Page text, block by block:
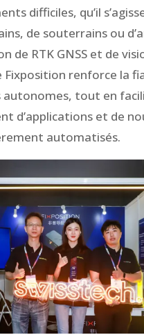
difficiles, qu’il
de souterrains ou
de RTK GNSS et de
Fixposition renforce la
autonomes, tout en
d’applications et de
automatisés.